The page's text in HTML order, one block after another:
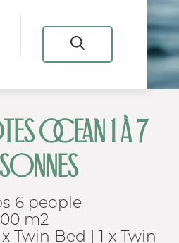
OCÉAN 1 À 7
6 people
m2
x Twin Bed
1 x Twin